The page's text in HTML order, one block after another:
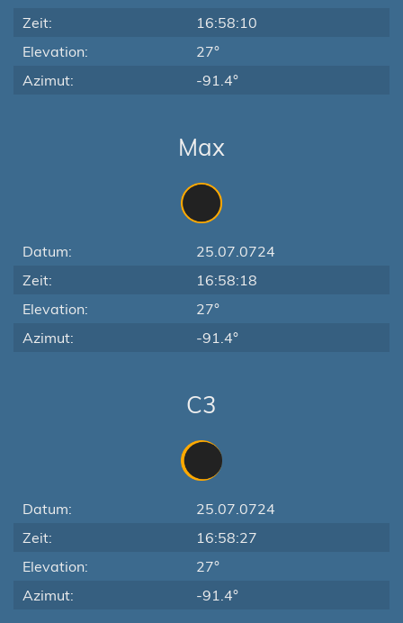
Zeit:
16:58:10
Elevation:
27°
Azimut:
-91.4°
Max
Datum:
25.07.0724
Zeit:
16:58:18
Elevation:
27°
Azimut:
-91.4°
C3
Datum:
25.07.0724
Zeit:
16:58:27
Elevation:
27°
Azimut:
-91.4°